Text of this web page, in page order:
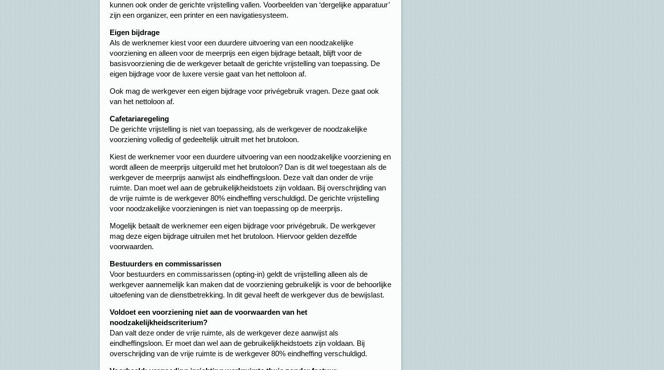
kunnen ook onder de gerichte vrijstelling vallen. Voorbeelden van ‘dergelijke apparatuur’
zijn een organizer, een printer en een navigatiesysteem.
Eigen bijdrage
Als de werknemer kiest voor een duurdere uitvoering van een noodzakelijke
voorziening en alleen voor de meerprijs een eigen bijdrage betaalt, blijft voor de
basisvoorziening die de werkgever betaalt de gerichte vrijstelling van toepassing. De
eigen bijdrage voor de luxere versie gaat van het nettoloon af.
Ook mag de werkgever een eigen bijdrage voor privégebruik vragen. Deze gaat ook
van het nettoloon af.
Cafetariaregeling
De gerichte vrijstelling is niet van toepassing, als de werkgever de noodzakelijke
voorziening volledig of gedeeltelijk uitruilt met het brutoloon.
Kiest de werknemer voor een duurdere uitvoering van een noodzakelijke voorziening en
wordt alleen de meerprijs uitgeruild met het brutoloon? Dan is dit wel toegestaan als de
werkgever de meerprijs aanwijst als eindheffingsloon. Deze valt dan onder de vrije
ruimte. Dan moet wel aan de gebruikelijkheidstoets zijn voldaan. Bij overschrijding van
de vrije ruimte is de werkgever 80% eindheffing verschuldigd. De gerichte vrijstelling
voor noodzakelijke voorzieningen is niet van toepassing op de meerprijs.
Mogelijk betaalt de werknemer een eigen bijdrage voor privégebruik. De werkgever
mag deze eigen bijdrage uitruilen met het brutoloon. Hiervoor gelden dezelfde
voorwaarden.
Bestuurders en commissarissen
Voor bestuurders en commissarissen (opting-in) geldt de vrijstelling alleen als de
werkgever aannemelijk kan maken dat de voorziening gebruikelijk is voor de behoorlijke
uitoefening van de dienstbetrekking. In dit geval heeft de werkgever dus de bewijslast.
Voldoet een voorziening niet aan de voorwaarden van het
noodzakelijkheidscriterium?
Dan valt deze onder de vrije ruimte, als de werkgever deze aanwijst als
eindheffingsloon. Er moet dan wel aan de gebruikelijkheidstoets zijn voldaan. Bij
overschrijding van de vrije ruimte is de werkgever 80% eindheffing verschuldigd.